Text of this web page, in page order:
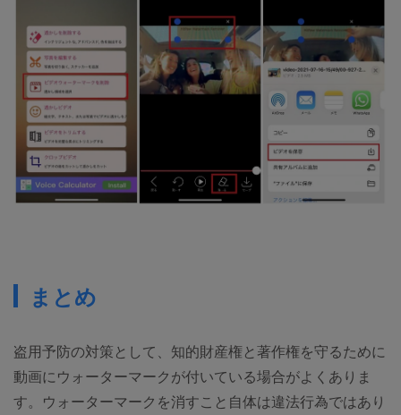
まとめ
盗用予防の対策として、知的財産権と著作権を守るために
動画にウォーターマークが付いている場合がよくありま
す。ウォーターマークを消すこと自体は違法行為ではあり